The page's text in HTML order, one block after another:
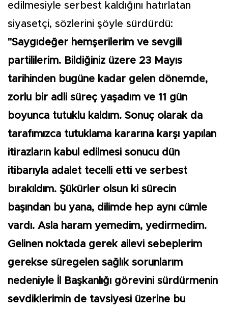
edilmesiyle serbest kaldığını hatırlatan
siyasetçi, sözlerini şöyle sürdürdü:
"Saygıdeğer hemşerilerim ve sevgili
partililerim. Bildiğiniz üzere 23 Mayıs
tarihinden bugüne kadar gelen dönemde,
zorlu bir adli süreç yaşadım ve 11 gün
boyunca tutuklu kaldım. Sonuç olarak da
tarafımızca tutuklama kararına karşı yapılan
itirazların kabul edilmesi sonucu dün
itibarıyla adalet tecelli etti ve serbest
bırakıldım. Şükürler olsun ki sürecin
başından bu yana, dilimde hep aynı cümle
vardı. Asla haram yemedim, yedirmedim.
Gelinen noktada gerek ailevi sebeplerim
gerekse süregelen sağlık sorunlarım
nedeniyle İl Başkanlığı görevini sürdürmenin
sevdiklerimin de tavsiyesi üzerine bu